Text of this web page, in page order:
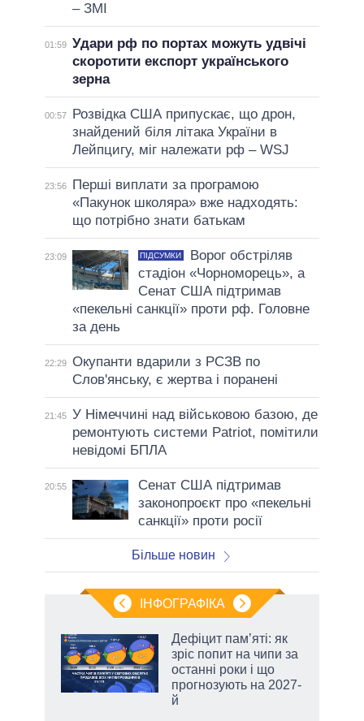
– ЗМІ
01:59 Удари рф по портах можуть удвічі
скоротити експорт українського
зерна
00:57
Розвідка США припускає, що дрон,
знайдений біля літака України в
Лейпцигу, міг належати рф – WSJ
23:56
Перші виплати за програмою
«Пакунок школяра» вже надходять:
що потрібно знати батькам
23:09 ПІДСУМКИ
Ворог обстріляв
стадіон «Чорноморець», а
Сенат США підтримав
«пекельні санкції» проти рф. Головне
за день
22:29 Окупанти вдарили з РСЗВ по
Слов'янську, є жертва і поранені
21:45 У Німеччині над військовою базою, де
ремонтують системи Patriot, помітили
невідомі БПЛА
20:55
Сенат США підтримав
законопроєкт про «пекельні
санкції» проти росії
Більше новин
ІНФОГРАФІКА
Дефіцит пам’яті: як
зріс попит на чипи за
останні роки і що
прогнозують на 2027-
й